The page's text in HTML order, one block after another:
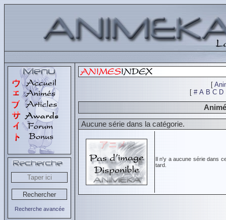
Recherche avancée
[
[ # A B C D
Aucune série dans la catégorie.
Il n'y a aucune série dans
tard.